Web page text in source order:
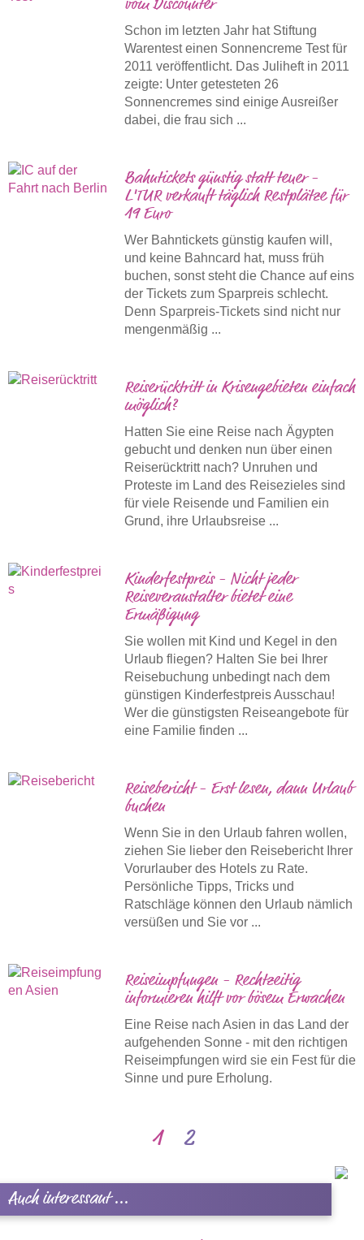
vom Discounter
Schon im letzten Jahr hat Stiftung
Warentest einen Sonnencreme Test für
2011 veröffentlicht. Das Juliheft in 2011
zeigte: Unter getesteten 26
Sonnencremes sind einige Ausreißer
dabei, die frau sich ...
Bahntickets günstig statt teuer -
L'TUR verkauft täglich Restplätze für
19 Euro
Wer Bahntickets günstig kaufen will,
und keine Bahncard hat, muss früh
buchen, sonst steht die Chance auf eins
der Tickets zum Sparpreis schlecht.
Denn Sparpreis-Tickets sind nicht nur
mengenmäßig ...
Reiserücktritt in Krisengebieten einfach
möglich?
Hatten Sie eine Reise nach Ägypten
gebucht und denken nun über einen
Reiserücktritt nach? Unruhen und
Proteste im Land des Reisezieles sind
für viele Reisende und Familien ein
Grund, ihre Urlaubsreise ...
Kinderfestpreis - Nicht jeder
Reiseveranstalter bietet eine
Ermäßigung
Sie wollen mit Kind und Kegel in den
Urlaub fliegen? Halten Sie bei Ihrer
Reisebuchung unbedingt nach dem
günstigen Kinderfestpreis Ausschau!
Wer die günstigsten Reiseangebote für
eine Familie finden ...
Reisebericht - Erst lesen, dann Urlaub
buchen
Wenn Sie in den Urlaub fahren wollen,
ziehen Sie lieber den Reisebericht Ihrer
Vorurlauber des Hotels zu Rate.
Persönliche Tipps, Tricks und
Ratschläge können den Urlaub nämlich
versüßen und Sie vor ...
Reiseimpfungen - Rechtzeitig
informieren hilft vor bösem Erwachen
Eine Reise nach Asien in das Land der
aufgehenden Sonne - mit den richtigen
Reiseimpfungen wird sie ein Fest für die
Sinne und pure Erholung.
1 2
Auch interessant ...